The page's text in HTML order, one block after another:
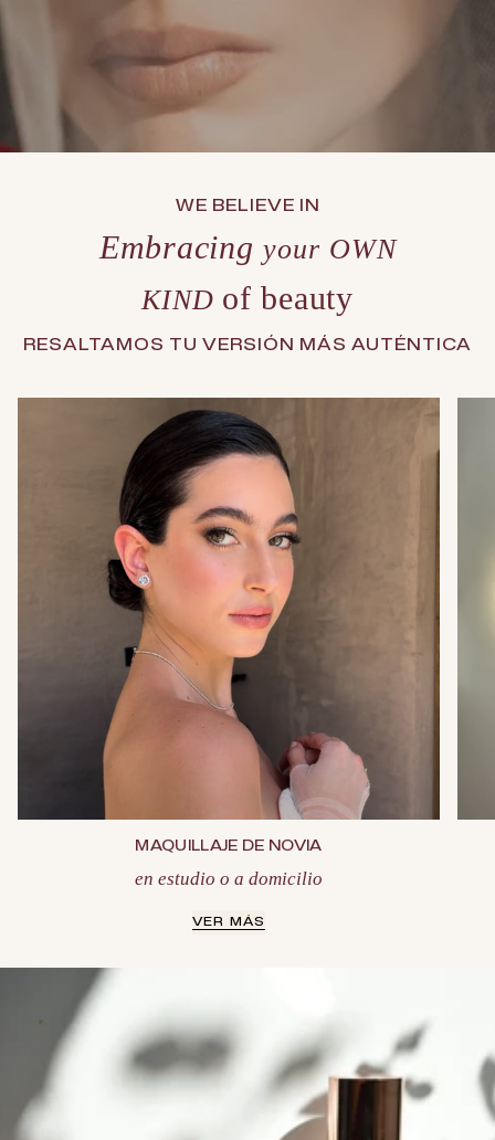
WE BELIEVE IN
Embracingyour OWN
KIND of beauty
RESALTAMOS TU VERSIÓN MÁS AUTÉNTICA
MAQUILLAJE DE NOVIA
en estudio o a domicilio
VER MÁS